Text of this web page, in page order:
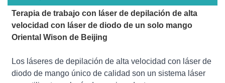
Terapia de trabajo con láser de depilación de alta
velocidad con láser de diodo de un solo mango
Oriental Wison de Beijing
Los láseres de depilación de alta velocidad con láser de
diodo de mango único de calidad son un sistema láser